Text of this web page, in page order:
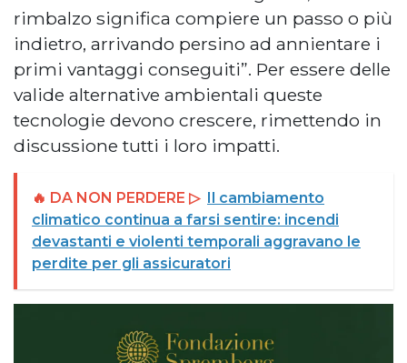
rimbalzo significa compiere un passo o più
indietro, arrivando persino ad annientare i
primi vantaggi conseguiti”. Per essere delle
valide alternative ambientali queste
tecnologie devono crescere, rimettendo in
discussione tutti i loro impatti.
🔥 DA NON PERDERE ▷ Il cambiamento
climatico continua a farsi sentire: incendi
devastanti e violenti temporali aggravano le
perdite per gli assicuratori